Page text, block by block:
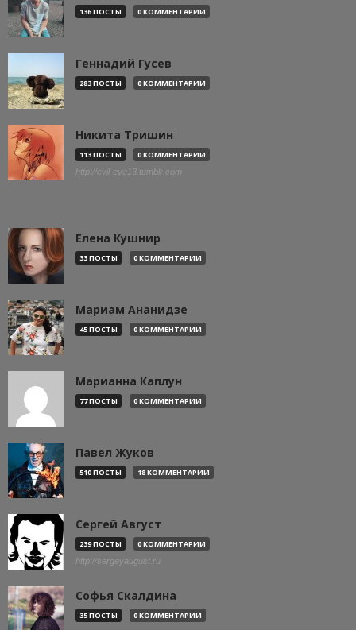
136 ПОСТЫ 0 КОММЕНТАРИИ
Геннадий Гусев
283 ПОСТЫ 0 КОММЕНТАРИИ
Никита Тришин
113 ПОСТЫ 0 КОММЕНТАРИИ
http://evil-eye13.tumblr.com
Елена Кушнир
33 ПОСТЫ 0 КОММЕНТАРИИ
Мариам Ананидзе
45 ПОСТЫ 0 КОММЕНТАРИИ
Марианна Каплун
77 ПОСТЫ 0 КОММЕНТАРИИ
Павел Жуков
510 ПОСТЫ 18 КОММЕНТАРИИ
Сергей Август
239 ПОСТЫ 0 КОММЕНТАРИИ
http://sergeyaugust.ru
Софья Скалдина
35 ПОСТЫ 0 КОММЕНТАРИИ